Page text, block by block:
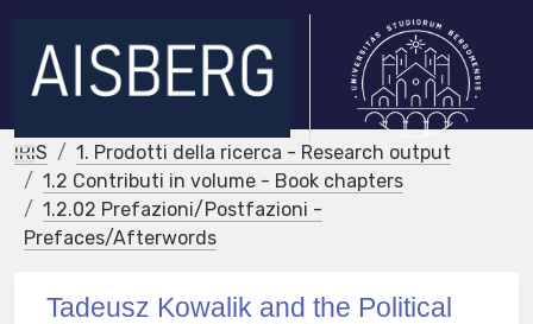
IRIS
1. Prodotti della ricerca - Research output
1.2 Contributi in volume - Book chapters
1.2.02 Prefazioni/Postfazioni -
Prefaces/Afterwords
Tadeusz Kowalik and the Political